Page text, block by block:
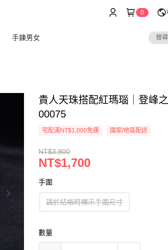
0
手鍊男女
貴人天珠搭配紅瑪瑙｜登峰
00075
宅配滿NT$1,000免運 國家/地區配送
NT$3,800
NT$1,700
手圍
請於結帳時標示手圍尺寸
數量